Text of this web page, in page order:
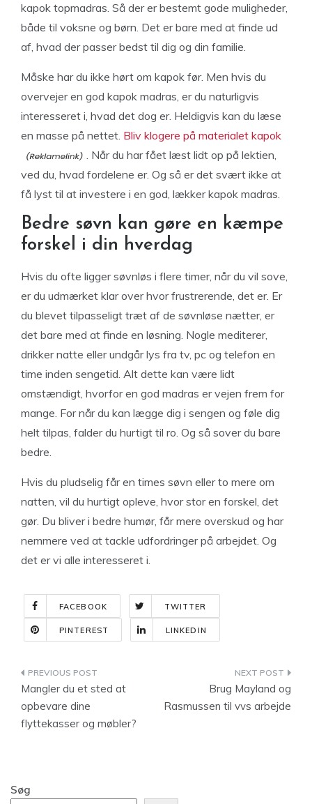
kapok topmadras. Så der er bestemt gode muligheder,
både til voksne og børn. Det er bare med at finde ud
af, hvad der passer bedst til dig og din familie.
Måske har du ikke hørt om kapok før. Men hvis du
overvejer en god kapok madras, er du naturligvis
interesseret i, hvad det dog er. Heldigvis kan du læse
en masse på nettet. Bliv klogere på materialet kapok
. Når du har fået læst lidt op på lektien,
ved du, hvad fordelene er. Og så er det svært ikke at
få lyst til at investere i en god, lækker kapok madras.
Bedre søvn kan gøre en kæmpe
forskel i din hverdag
Hvis du ofte ligger søvnløs i flere timer, når du vil sove,
er du udmærket klar over hvor frustrerende, det er. Er
du blevet tilpasseligt træt af de søvnløse nætter, er
det bare med at finde en løsning. Nogle mediterer,
drikker natte eller undgår lys fra tv, pc og telefon en
time inden sengetid. Alt dette kan være lidt
omstændigt, hvorfor en god madras er vejen frem for
mange. For når du kan lægge dig i sengen og føle dig
helt tilpas, falder du hurtigt til ro. Og så sover du bare
bedre.
Hvis du pludselig får en times søvn eller to mere om
natten, vil du hurtigt opleve, hvor stor en forskel, det
gør. Du bliver i bedre humør, får mere overskud og har
nemmere ved at tackle udfordringer på arbejdet. Og
det er vi alle interesseret i.
FACEBOOK TWITTER
PINTEREST LINKEDIN
Indlægsnavigation
Mangler du et sted at
opbevare dine
flyttekasser og møbler?
Brug Mayland og
Rasmussen til vvs arbejde
Søg